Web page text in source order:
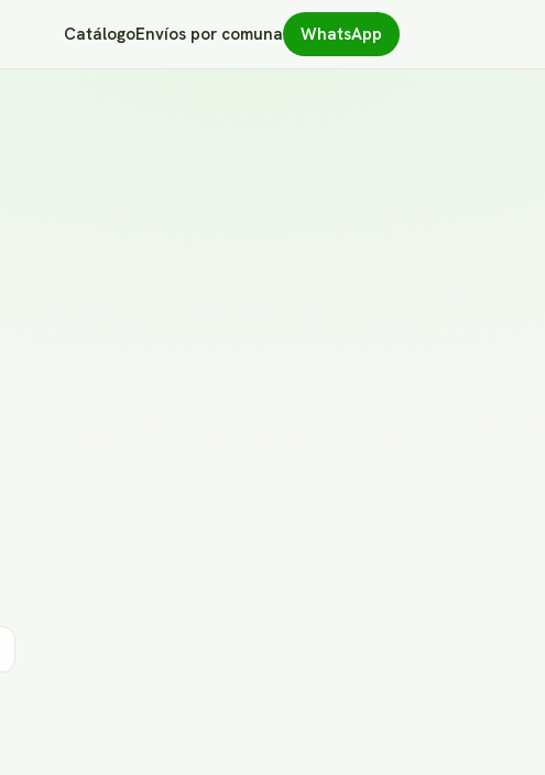
CatálogoEnvíos por comuna WhatsApp